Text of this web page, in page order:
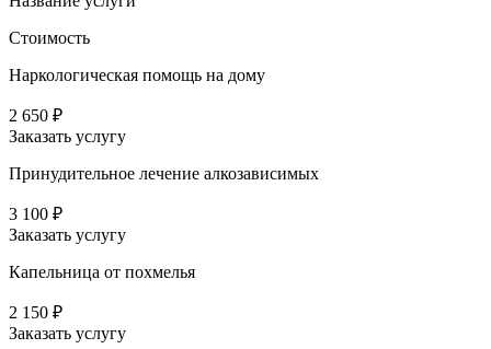
Стоимость
Наркологическая помощь на дому
2 650 ₽
Заказать услугу
Принудительное лечение алкозависимых
3 100 ₽
Заказать услугу
Капельница от похмелья
2 150 ₽
Заказать услугу